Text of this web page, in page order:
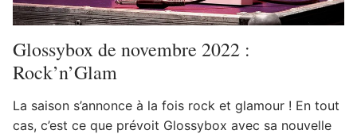
Glossybox de novembre 2022 :
Rock’n’Glam
La saison s’annonce à la fois rock et glamour ! En tout
cas, c’est ce que prévoit Glossybox avec sa nouvelle